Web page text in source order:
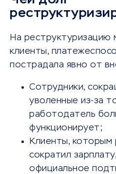
На реструктуризацию
клиенты,
пострадала явно от
Сотрудники,
уволенные из-за
работодатель
функционирует;
Клиенты, которым
сократил
официальное